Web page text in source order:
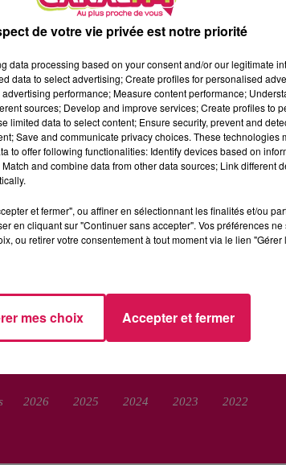
2026 2025 2024 2023 2022
de votre vie privée est notre priorité
data processing based on your consent and/or our legitimate
data to select advertising; Create profiles for personalised
performance; Measure content performance;
sources; Develop and improve services; Create profiles to
limited data to select content; Ensure security, prevent and
Save and communicate privacy choices. These technologies
to offer following functionalities: Identify devices based on
and combine data from other data sources; Link different
et fermer", ou affiner en sélectionnant les finalités et/ou
en cliquant sur "Continuer sans accepter". Vos préférences
ou retirer votre consentement à tout moment via le lien
mes choix Accepter et fermer